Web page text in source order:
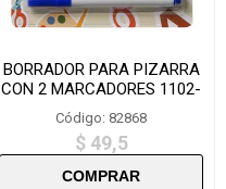
BORRADOR PARA PIZARRA
CON 2 MARCADORES 1102-
Código: 82868
$ 49,5